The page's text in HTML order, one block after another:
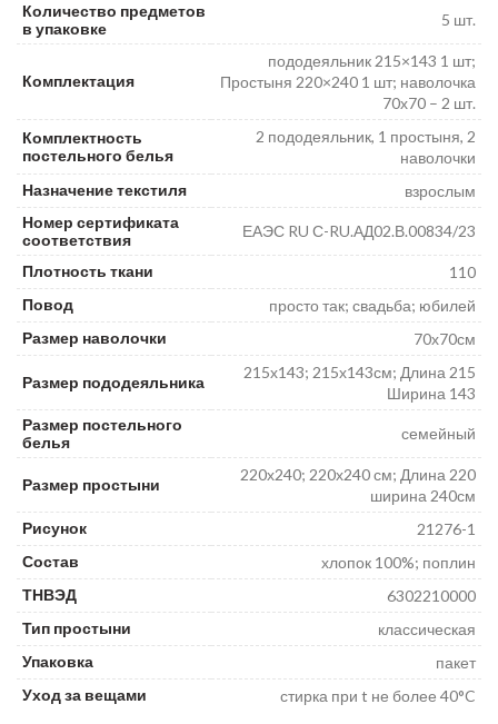
Количество предметов
в упаковке
5 шт.
Комплектация
пододеяльник 215×143 1 шт;
Простыня 220×240 1 шт; наволочка
70х70 – 2 шт.
Комплектность
постельного белья
2 пододеяльник, 1 простыня, 2
наволочки
Назначение текстиля
взрослым
Номер сертификата
соответствия
ЕАЭС RU С-RU.АД02.В.00834/23
Плотность ткани
110
Повод
просто так; свадьба; юбилей
Размер наволочки
70х70см
Размер пододеяльника
215х143; 215х143см; Длина 215
Ширина 143
Размер постельного
белья
семейный
Размер простыни
220х240; 220х240 см; Длина 220
ширина 240см
Рисунок
21276-1
Состав
хлопок 100%; поплин
ТНВЭД
6302210000
Тип простыни
классическая
Упаковка
пакет
Уход за вещами
стирка при t не более 40°C